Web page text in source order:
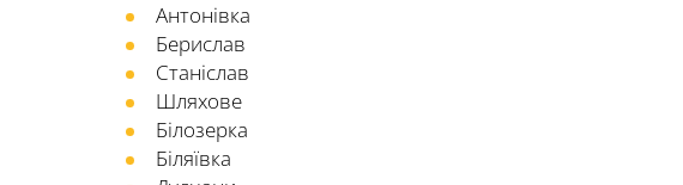
Антонівка
Берислав
Станіслав
Шляхове
Білозерка
Біляївка